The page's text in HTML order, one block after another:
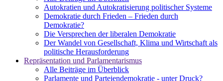
Autokratien und Autokratisierung politischer Systeme
Demokratie durch Frieden – Frieden durch
Demokratie?
Die Versprechen der liberalen Demokratie
Der Wandel von Gesellschaft, Klima und Wirtschaft als
politische Herausforderung
Repräsentation und Parlamentarismus
Alle Beiträge im Überblick
Parlamente und Parteiendemokratie - unter Druck?